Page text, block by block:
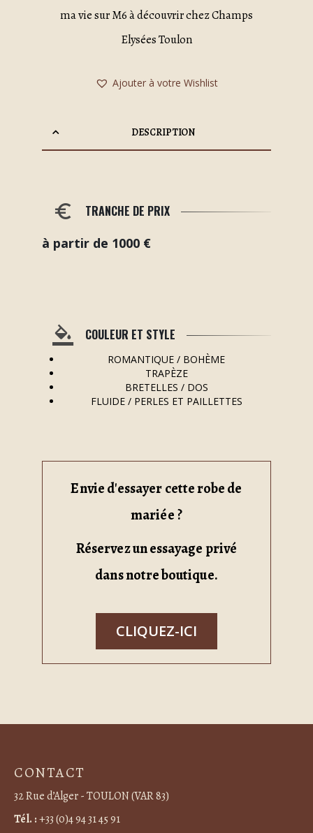
ma vie sur M6 à découvrir chez Champs
Elysées Toulon
Ajouter à votre Wishlist
DESCRIPTION
TRANCHE DE PRIX
à partir de 1000 €
COULEUR ET STYLE
ROMANTIQUE / BOHÈME
TRAPÈZE
BRETELLES / DOS
FLUIDE / PERLES ET PAILLETTES
Envie d'essayer cette robe de
mariée ?
Réservez un essayage privé
dans notre boutique.
CLIQUEZ-ICI
CONTACT
32 Rue d’Alger - TOULON (VAR 83)
Tél. :+33 (0)4 94 31 45 91